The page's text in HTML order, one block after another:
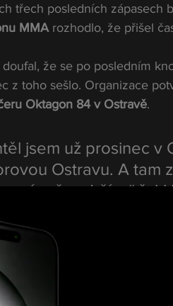
třech posledních zápasech
MMA rozhodlo, že přišel
doufal, že se po posledním
z toho sešlo. Organizace
Oktagon 84 v Ostravě.
jsem už prosinec
Ostravu. A tam
navíc už vydržím,“ řekl
gym, nový přístup
sérii se bývalý
pod vedení